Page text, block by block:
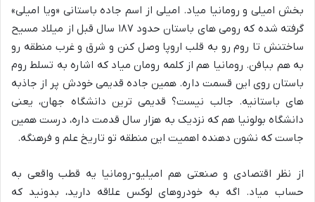
بخش امیلی و رومانیا میاد. امیلی از اسم جاده باستانی «ویا امیلی»
گرفته شده که رومی های باستان حدود ۱۸۷ سال قبل از میلاد مسیح
ساختنش تا روم رو به قلب اروپا وصل کنن و شرق و غرب منطقه رو
به هم ببافن. رومانیا هم از کلمه رومان میاد که اشاره به تسلط روم
باستان روی این قسمت داره. همین جاده قدیمی خودش پر از جاذبه
های باستانیه. جالب نیست؟ قدیمی ترین دانشگاه جهان، یعنی
دانشگاه بولونیا هم که نزدیک به هزار سال قدمت داره، درست همین
جاست که نشون دهنده اهمیت این منطقه تو تاریخ علم و فرهنگه.
از نظر اقتصادی و صنعتی هم امیلیو-رومانیا یه قطب واقعی به
حساب میاد. اگه به خودروهای لوکس علاقه دارید، بدونید که